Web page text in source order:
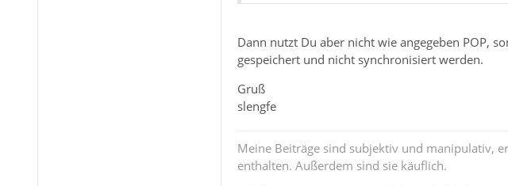
Dann nutzt Du aber nicht wie angegeben POP,
gespeichert und nicht synchronisiert werden.
Gruß
slengfe
Meine Beiträge sind subjektiv und manipulativ,
enthalten. Außerdem sind sie käuflich.